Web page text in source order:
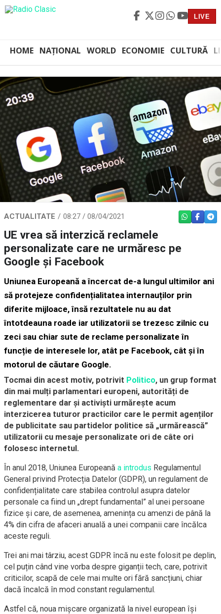
LIVE
HOME NAȚIONAL WORLD ECONOMIE CULTURĂ
ACTUALITATE 08:27 / 08/04/2021 WHATSAPP
UE vrea să interzică reclamele
personalizate care ne urmăresc pe
Google și Facebook
Uniunea Europeană a încercat de-a lungul ultimilor ani
să protejeze confidențialitatea internauților prin
diferite mijloace, însă rezultatele nu au dat
întotdeauna roade iar utilizatorii se trezesc zilnic cu
zeci sau chiar sute de reclame personalizate în
funcție de interesele lor, atât pe Facebook, cât și în
motorul de căutare Google.
Tocmai din acest motiv, potrivit Politico, un grup format
din mai mulți parlamentari europeni, autorități de
reglementare dar și activiști urmărește acum
interzicerea tuturor practicilor care le permit agenților
de publicitate sau partidelor politice să „urmărească”
utilizatorii cu mesaje personalizate ori de câte ori
folosesc internetul.
În anul 2018, Uniunea Europeană a introdus Regulamentul
General privind Protecția Datelor (GDPR), un regulament de
confidențialitate care stabilea controlul asupra datelor
personale ca fiind un „drept fundamental” al unei persoane
fizice și care, de asemenea, amenința cu amenzi de până la
4% din cifra de afaceri anuală a unei companii care încălca
aceste reguli.
Trei ani mai târziu, acest GDPR încă nu este folosit pe deplin,
cel puțin când vine vorba despre giganții tech, care, potrivit
criticilor, scapă de cele mai multe ori fără sancțiuni, chiar
dacă încalcă în mod constant regulamentul.
Astfel că, noua mișcare organizată la nivel european își